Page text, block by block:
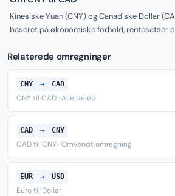
Kinesiske Yuan (CNY) og Canadiske Dollar
baseret på økonomiske forhold, rentesatser
Relaterede omregninger
CNY → CAD
CNY til CAD · Alle beløb
CAD → CNY
CAD til CNY · Omvendt omregning
EUR → USD
Euro til Dollar